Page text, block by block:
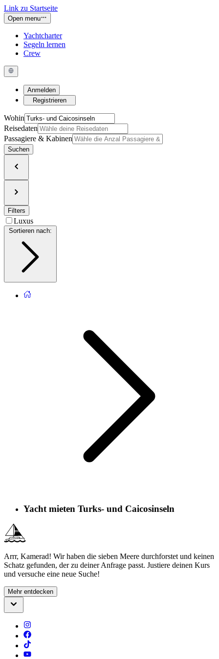
Link zu Startseite
Open menu
Yachtcharter
Segeln lernen
Crew
Anmelden
Registrieren
Wohin
Reisedaten
Passagiere & Kabinen
Suchen
Filters
Luxus
Sortieren nach
Yacht mieten Turks- und Caicosinseln
Arrr, Kamerad! Wir haben die sieben Meere durchforstet und keinen
Schatz gefunden, der zu deiner Anfrage passt. Justiere deinen Kurs
und versuche eine neue Suche!
Mehr entdecken